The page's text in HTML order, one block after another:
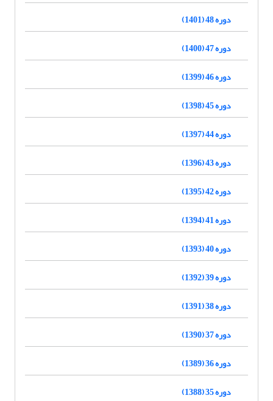
دوره 48 (1401)
دوره 47 (1400)
دوره 46 (1399)
دوره 45 (1398)
دوره 44 (1397)
دوره 43 (1396)
دوره 42 (1395)
دوره 41 (1394)
دوره 40 (1393)
دوره 39 (1392)
دوره 38 (1391)
دوره 37 (1390)
دوره 36 (1389)
دوره 35 (1388)